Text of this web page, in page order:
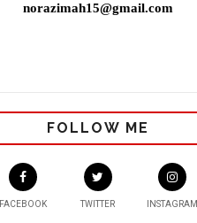
norazimah15@gmail.com
FOLLOW ME
FACEBOOK TWITTER INSTAGRAM